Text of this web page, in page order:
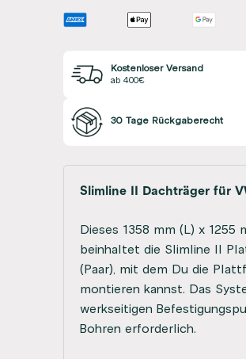
Kostenloser Versand
ab 400€
30 Tage Rückgaberecht
Slimline II Dachträger für
Dieses 1358 mm (L) x
beinhaltet die Slimline II
(Paar), mit dem Du die
montieren kannst. Das
werkseitigen
Bohren erforderlich.